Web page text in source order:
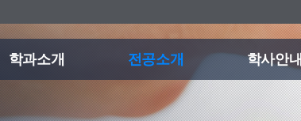
학과소개 전공소개 학사안내